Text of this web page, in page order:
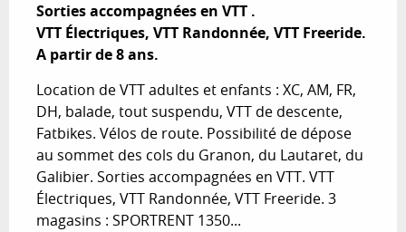
Sorties accompagnées en VTT .
VTT Électriques, VTT Randonnée, VTT Freeride.
A partir de 8 ans.
Location de VTT adultes et enfants : XC, AM, FR,
DH, balade, tout suspendu, VTT de descente,
Fatbikes. Vélos de route. Possibilité de dépose
au sommet des cols du Granon, du Lautaret, du
Galibier. Sorties accompagnées en VTT. VTT
Électriques, VTT Randonnée, VTT Freeride. 3
magasins : SPORTRENT 1350...